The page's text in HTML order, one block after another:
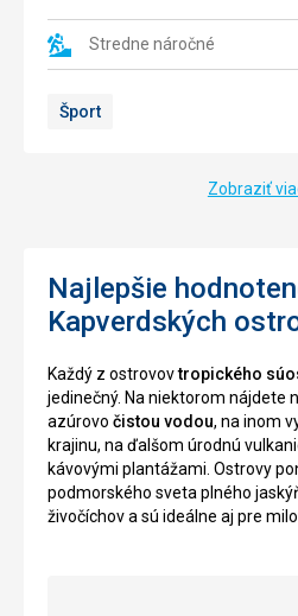
Stredne náročné
Šport
atrakcií
ostorva.
Vrak
nachádza
preto
môžete
pláže
detailne
prehliadnúť.
Zaujímava
právnymi
predpismy
dochádza
korytnačiek
turistami
môže
ochrane,
časť
výnosu
prehliadiek
Zobraziť
Najlepšie
Kapverdských
Každý z ostrovovtropického
jedinečný. Na niektorom nájdete
azúrovo čistou vodou, na inom
krajinu, na ďalšom úrodnú
kávovými plantážami. Ostrovy
podmorského sveta plného
živočíchov a sú ideálne aj pre